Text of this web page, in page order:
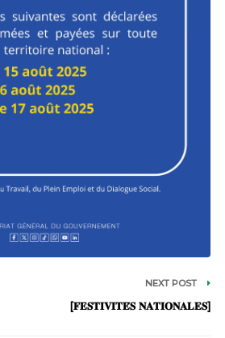
NEXT POST
[𝐅𝐄𝐒𝐓𝐈𝐕𝐈𝐓𝐄́𝐒 𝐍𝐀𝐓𝐈𝐎𝐍𝐀𝐋𝐄𝐒]